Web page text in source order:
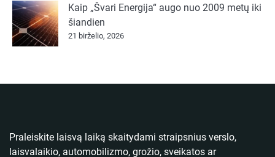
Kaip „Švari Energija“ augo nuo 2009 metų iki
šiandien
21 birželio, 2026
Praleiskite laisvą laiką skaitydami straipsnius verslo,
laisvalaikio, automobilizmo, grožio, sveikatos ar